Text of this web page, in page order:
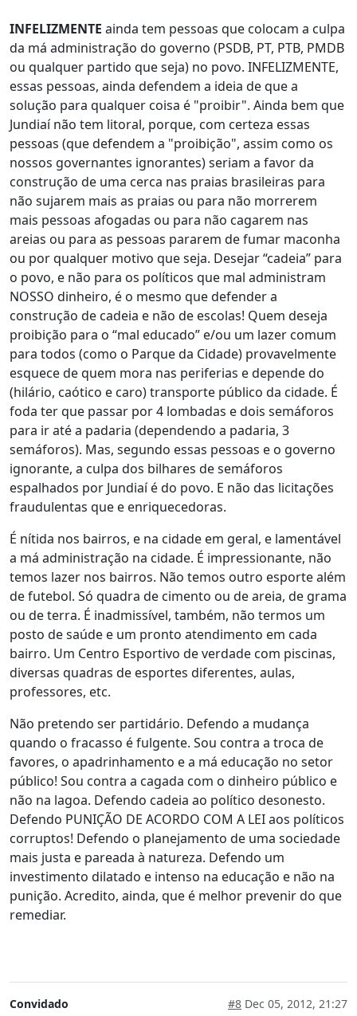
INFELIZMENTE ainda tem pessoas que colocam a culpa
da má administração do governo (PSDB, PT, PTB, PMDB
ou qualquer partido que seja) no povo. INFELIZMENTE,
essas pessoas, ainda defendem a ideia de que a
solução para qualquer coisa é "proibir". Ainda bem que
Jundiaí não tem litoral, porque, com certeza essas
pessoas (que defendem a "proibição", assim como os
nossos governantes ignorantes) seriam a favor da
construção de uma cerca nas praias brasileiras para
não sujarem mais as praias ou para não morrerem
mais pessoas afogadas ou para não cagarem nas
areias ou para as pessoas pararem de fumar maconha
ou por qualquer motivo que seja. Desejar “cadeia” para
o povo, e não para os políticos que mal administram
NOSSO dinheiro, é o mesmo que defender a
construção de cadeia e não de escolas! Quem deseja
proibição para o “mal educado” e/ou um lazer comum
para todos (como o Parque da Cidade) provavelmente
esquece de quem mora nas periferias e depende do
(hilário, caótico e caro) transporte público da cidade. É
foda ter que passar por 4 lombadas e dois semáforos
para ir até a padaria (dependendo a padaria, 3
semáforos). Mas, segundo essas pessoas e o governo
ignorante, a culpa dos bilhares de semáforos
espalhados por Jundiaí é do povo. E não das licitações
fraudulentas que e enriquecedoras.
É nítida nos bairros, e na cidade em geral, e lamentável
a má administração na cidade. É impressionante, não
temos lazer nos bairros. Não temos outro esporte além
de futebol. Só quadra de cimento ou de areia, de grama
ou de terra. É inadmissível, também, não termos um
posto de saúde e um pronto atendimento em cada
bairro. Um Centro Esportivo de verdade com piscinas,
diversas quadras de esportes diferentes, aulas,
professores, etc.
Não pretendo ser partidário. Defendo a mudança
quando o fracasso é fulgente. Sou contra a troca de
favores, o apadrinhamento e a má educação no setor
público! Sou contra a cagada com o dinheiro público e
não na lagoa. Defendo cadeia ao político desonesto.
Defendo PUNIÇÃO DE ACORDO COM A LEI aos políticos
corruptos! Defendo o planejamento de uma sociedade
mais justa e pareada à natureza. Defendo um
investimento dilatado e intenso na educação e não na
punição. Acredito, ainda, que é melhor prevenir do que
remediar.
Convidado #8 Dec 05, 2012, 21:27